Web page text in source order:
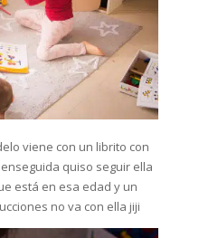
viene con un librito con
quiso seguir ella
está en esa edad y un
no va con ella jiji